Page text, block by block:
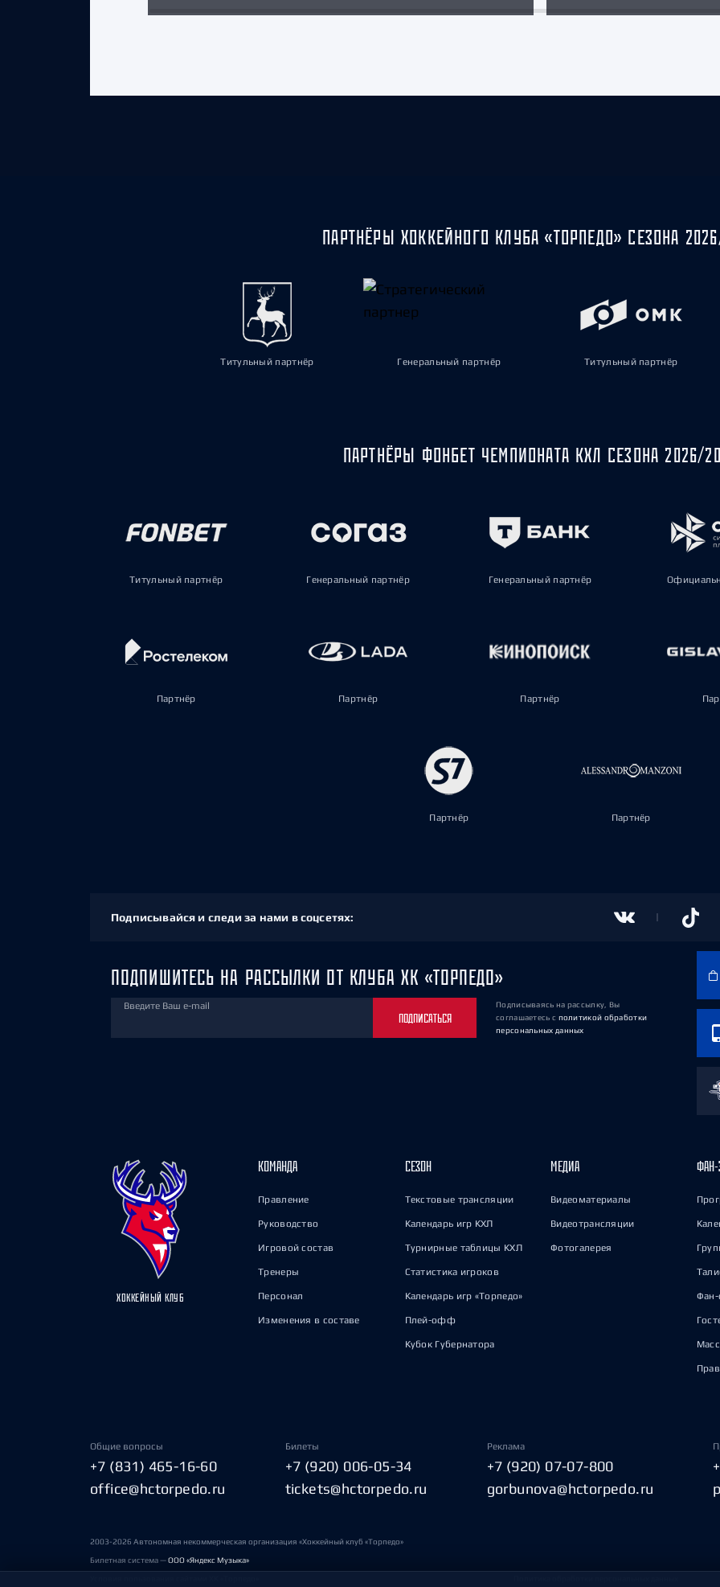
ПАРТНЁРЫ ХОККЕЙНОГО КЛУБА «ТОРПЕДО» СЕЗОНА
Титульный партнёр Генеральный партнёр Титульный партнёр
ПАРТНЁРЫ ФОНБЕТ ЧЕМПИОНАТА КХЛ СЕЗОНА 2026/
Титульный партнёр Генеральный партнёр Генеральный партнёр
Партнёр Партнёр Партнёр
Партнёр Партнёр
Подписывайся и следи за нами в соцсетях:
ПОДПИШИТЕСЬ НА РАССЫЛКИ ОТ КЛУБА ХК «ТОРПЕДО»
Введите Ваш e-mail
ПОДПИСАТЬСЯ
Подписываясь на рассылку, Вы
соглашаетесь с политикой обработки
персональных данных
ХОККЕЙНЫЙ КЛУБ
КОМАНДА
Правление
Руководство
Игровой состав
Тренеры
Персонал
Изменения в составе
СЕЗОН
Текстовые трансляции
Календарь игр КХЛ
Турнирные таблицы КХЛ
Статистика игроков
Календарь игр «Торпедо»
Плей-офф
Кубок Губернатора
МЕДИА
Видеоматериалы
Видеотрансляции
Фотогалерея
ФАН-
Фан-
Общие вопросы
+7 (831) 465-16-60
office@hctorpedo.ru
Билеты
+7 (920) 006-05-34
tickets@hctorpedo.ru
Реклама
+7 (920) 07-07-800
gorbunova@hctorpedo.ru
2003-2026 Автономная некоммерческая организация «Хоккейный клуб «Торпедо»
Билетная система —ООО «Яндекс Музыка»